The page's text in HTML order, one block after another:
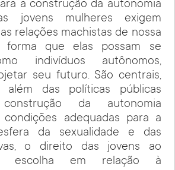
a construção da autonomia
jovens mulheres exigem
relações machistas de nossa
forma que elas possam se
indivíduos autônomos,
seu futuro. São centrais,
além das políticas públicas
da autonomia
condições adequadas para a
da sexualidade e das
o direito das jovens ao
escolha em relação à